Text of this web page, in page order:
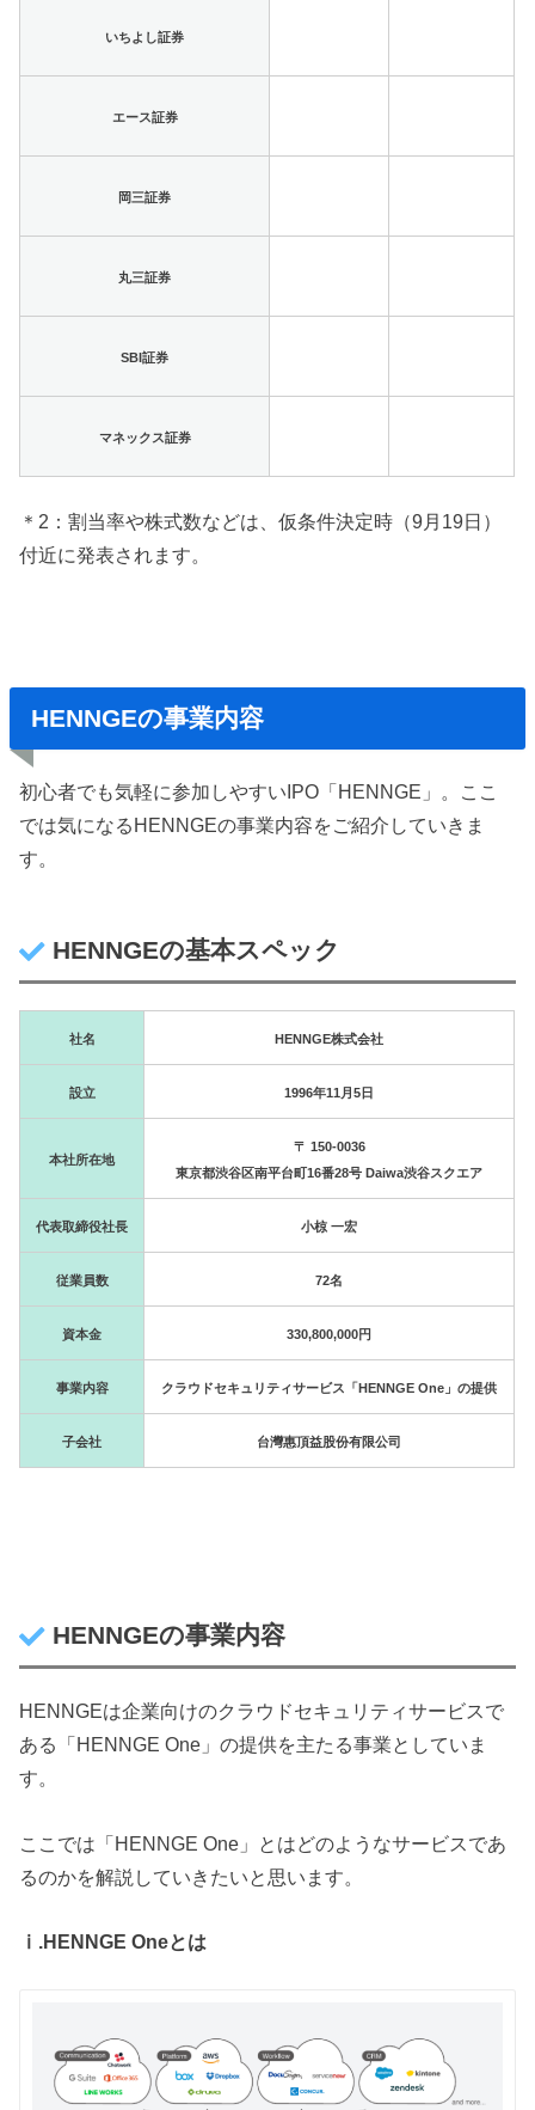
いちよし証券
エース証券
岡三証券
丸三証券
SBI証券
マネックス証券
＊2：割当率や株式数などは、仮条件決定時（9月19日）
付近に発表されます。
HENNGEの事業内容
初心者でも気軽に参加しやすいIPO「HENNGE」。ここ
では気になるHENNGEの事業内容をご紹介していきま
す。
HENNGEの基本スペック
社名 HENNGE株式会社
設立 1996年11月5日
本社所在地
〒 150-0036
東京都渋谷区南平台町16番28号 Daiwa渋谷スクエア
代表取締役社長 小椋 一宏
従業員数 72名
資本金 330,800,000円
事業内容 クラウドセキュリティサービス「HENNGE One」の提供
子会社 台灣惠頂益股份有限公司
HENNGEの事業内容
HENNGEは企業向けのクラウドセキュリティサービスで
ある「HENNGE One」の提供を主たる事業としていま
す。
ここでは「HENNGE One」とはどのようなサービスであ
るのかを解説していきたいと思います。
ⅰ.HENNGE Oneとは